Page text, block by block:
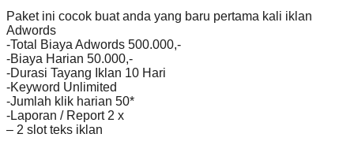
Paket ini cocok buat anda yang baru pertama kali iklan
Adwords
-Total Biaya Adwords 500.000,-
-Biaya Harian 50.000,-
-Durasi Tayang Iklan 10 Hari
-Keyword Unlimited
-Jumlah klik harian 50*
-Laporan / Report 2 x
– 2 slot teks iklan